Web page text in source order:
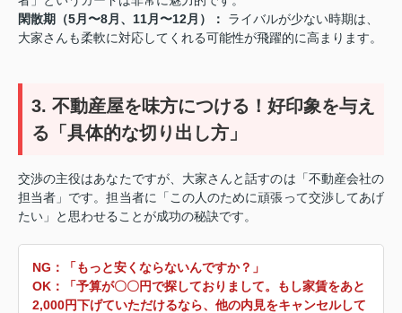
閑散期（5月〜8月、11月〜12月）：
ライバルが少ない時期は、
大家さんも柔軟に対応してくれる可能性が飛躍的に高まります。
3. 不動産屋を味方につける！好印象を与え
る「具体的な切り出し方」
交渉の主役はあなたですが、大家さんと話すのは「不動産会社の
担当者」です。担当者に「この人のために頑張って交渉してあげ
たい」と思わせることが成功の秘訣です。
NG：「もっと安くならないんですか？」
OK：「予算が〇〇円で探しておりまして。もし家賃をあと
2,000円下げていただけるなら、他の内見をキャンセルして